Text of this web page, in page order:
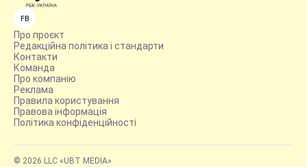
FB
Про проєкт
Редакційна політика і стандарти
Контакти
Команда
Про компанію
Реклама
Правила користування
Правова інформація
Політика конфіденційності
© 2026 LLC «UBT MEDIA»